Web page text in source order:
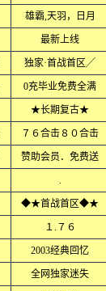
雄霸,天羽，日月
最新上线
独家·首战首区╱
0充毕业免费全满
★长期复古★
７６合击８０合击
赞助会员．免费送
.
◆★首战首区◆★
１.７６
2003经典回忆
全网独家迷失